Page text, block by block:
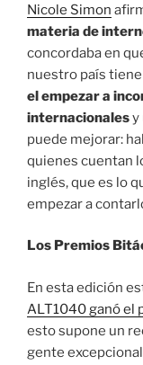
Nicole Simon
materia de
concordaba en
nuestro país
el empezar a
internacionalesy
puede mejorar:
quienes cuentan
inglés, que es lo
empezar a
Los Premios
En esta edición
ALT1040 ganó el
esto supone un
gente